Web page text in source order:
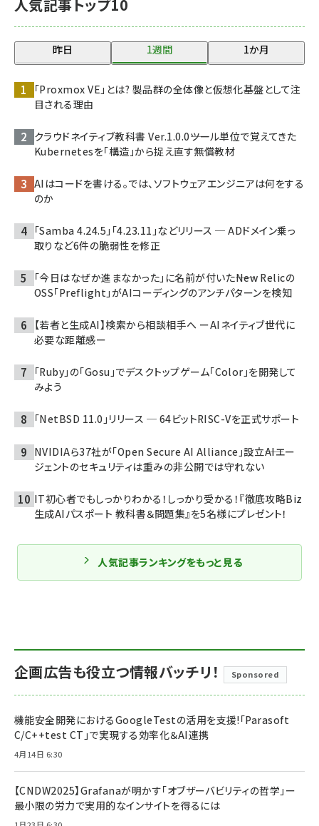
人気記事トップ10
昨日 1週間 1か月
「Proxmox VE」とは? 製品群の全体像と仮想化基盤として注
目される理由
クラウドネイティブ教科書 Ver.1.0.0――ツール単位で覚えてきた
Kubernetesを「構造」から捉え直す無償教材
AIはコードを書ける。では、ソフトウェアエンジニアは何をする
のか
「Samba 4.24.5」「4.23.11」などリリース ─ ADドメイン乗っ
取りなど6件の脆弱性を修正
「今日はなぜか進まなかった」に名前が付いた――New Relicの
OSS「Preflight」がAIコーディングのアンチパターンを検知
【若者と生成AI】検索から相談相手へ ーAIネイティブ世代に
必要な距離感ー
「Ruby」の「Gosu」でデスクトップゲーム「Color」を開発して
みよう
「NetBSD 11.0」リリース ─ 64ビットRISC-Vを正式サポート
NVIDIAら37社が「Open Secure AI Alliance」設立――AIエー
ジェントのセキュリティは重みの非公開では守れない
IT初心者でもしっかりわかる！しっかり受かる！『徹底攻略Biz
生成AIパスポート 教科書＆問題集』を5名様にプレゼント！
人気記事ランキングをもっと見る
企画広告も役立つ情報バッチリ！ Sponsored
機能安全開発におけるGoogleTestの活用を支援!「Parasoft
C/C++test CT」で実現する効率化＆AI連携
4月14日 6:30
【CNDW2025】Grafanaが明かす「オブザーバビリティの哲学」ー
最小限の労力で実用的なインサイトを得るには